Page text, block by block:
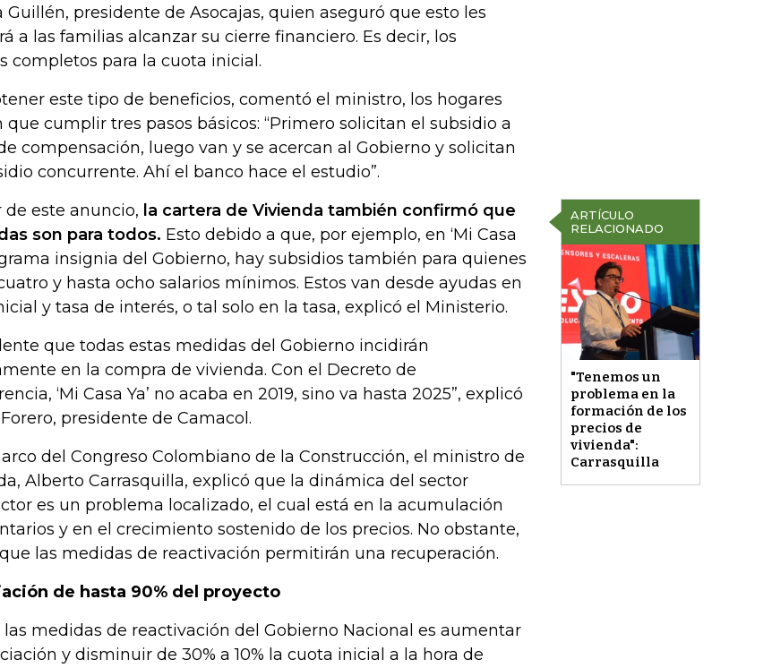
Guillén, presidente de Asocajas, quien aseguró que esto les
a las familias alcanzar su cierre financiero. Es decir, los
completos para la cuota inicial.
este tipo de beneficios, comentó el ministro, los hogares
que cumplir tres pasos básicos: “Primero solicitan el subsidio a
compensación, luego van y se acercan al Gobierno y solicitan
concurrente. Ahí el banco hace el estudio”.
ARTÍCULO
RELACIONADO
"Tenemos un
problema en la
formación de los
precios de
vivienda":
Carrasquilla
de este anuncio, la cartera de Vivienda también confirmó que
son para todos. Esto debido a que, por ejemplo, en ‘Mi Casa
insignia del Gobierno, hay subsidios también para quienes
y hasta ocho salarios mínimos. Estos van desde ayudas en
y tasa de interés, o tal solo en la tasa, explicó el Ministerio.
que todas estas medidas del Gobierno incidirán
en la compra de vivienda. Con el Decreto de
‘Mi Casa Ya’ no acaba en 2019, sino va hasta 2025”, explicó
presidente de Camacol.
del Congreso Colombiano de la Construcción, el ministro de
Alberto Carrasquilla, explicó que la dinámica del sector
es un problema localizado, el cual está en la acumulación
y en el crecimiento sostenido de los precios. No obstante,
las medidas de reactivación permitirán una recuperación.
de hasta 90% del proyecto
las medidas de reactivación del Gobierno Nacional es aumentar
y disminuir de 30% a 10% la cuota inicial a la hora de